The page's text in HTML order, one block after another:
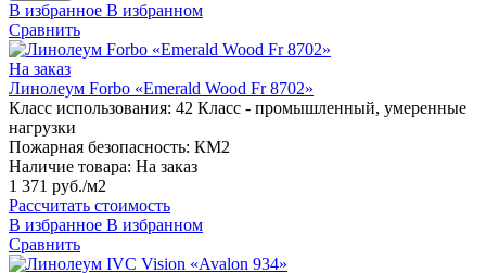
В избранное В избранном
Сравнить
На заказ
Линолеум Forbo «Emerald Wood Fr 8702»
Класс использования: 42 Класс - промышленный, умеренные
нагрузки
Пожарная безопасность: КМ2
Наличие товара: На заказ
1 371 руб./м2
Рассчитать стоимость
В избранное В избранном
Сравнить